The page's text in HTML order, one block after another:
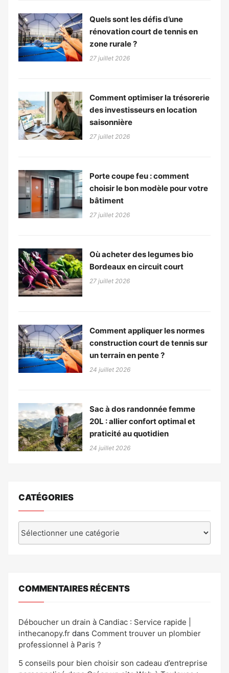
Quels sont les défis d’une
rénovation court de tennis en
zone rurale ?
27 juillet 2026
Comment optimiser la trésorerie
des investisseurs en location
saisonnière
27 juillet 2026
Porte coupe feu : comment
choisir le bon modèle pour votre
bâtiment
27 juillet 2026
Où acheter des legumes bio
Bordeaux en circuit court
27 juillet 2026
Comment appliquer les normes
construction court de tennis sur
un terrain en pente ?
24 juillet 2026
Sac à dos randonnée femme
20L : allier confort optimal et
praticité au quotidien
24 juillet 2026
CATÉGORIES
COMMENTAIRES RÉCENTS
Déboucher un drain à Candiac : Service rapide |
inthecanopy.fr dans Comment trouver un plombier
professionnel à Paris ?
5 conseils pour bien choisir son cadeau d’entreprise